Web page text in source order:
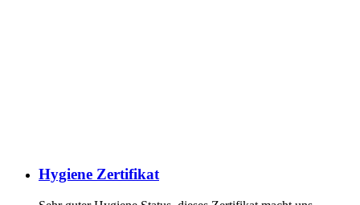
Hygiene Zertifikat